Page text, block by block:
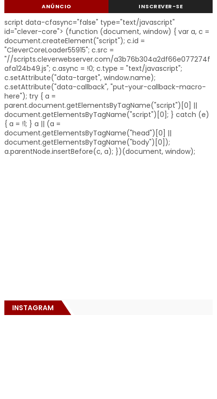
ANÚNCIO INSCREVER-SE
script data-cfasync="false" type="text/javascript"
id="clever-core"> (function (document, window) { var a, c =
document.createElement("script"); c.id =
"CleverCoreLoader55915"; c.src =
"//scripts.cleverwebserver.com/a3b76b304a2df66e077274f
afa124b49.js"; c.async = !0; c.type = "text/javascript";
c.setAttribute("data-target", window.name);
c.setAttribute("data-callback", "put-your-callback-macro-
here"); try { a =
parent.document.getElementsByTagName("script")[0] ||
document.getElementsByTagName("script")[0]; } catch (e)
{ a = !1; } a || (a =
document.getElementsByTagName("head")[0] ||
document.getElementsByTagName("body")[0]);
a.parentNode.insertBefore(c, a); })(document, window);
INSTAGRAM